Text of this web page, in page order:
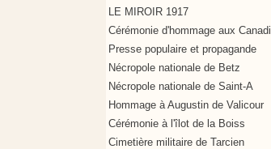
LE MIROIR 1917
Cérémonie d'hommage aux Canadi
Presse populaire et propagande
Nécropole nationale de Betz
Nécropole nationale de Saint-A
Hommage à Augustin de Valicour
Cérémonie à l'îlot de la Boiss
Cimetière militaire de Tarcien